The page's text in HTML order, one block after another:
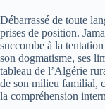
Débarrassé de toute
prises de position.
succombe à la
son dogmatisme, ses
tableau de l’Algérie
de son milieu familial,
la compréhension